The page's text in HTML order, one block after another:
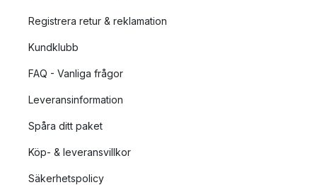
Registrera retur & reklamation
Kundklubb
FAQ - Vanliga frågor
Leveransinformation
Spåra ditt paket
Köp- & leveransvillkor
Säkerhetspolicy